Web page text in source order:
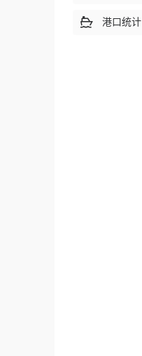
港口统计